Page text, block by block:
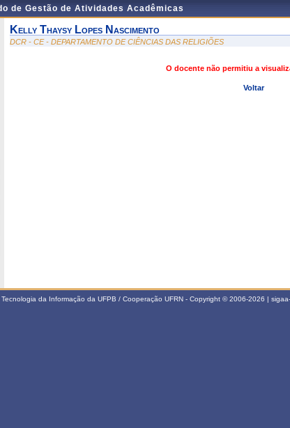
de Gestão de Atividades Acadêmicas
Kelly Thaysy Lopes Nascimento
DCR - CE - DEPARTAMENTO DE CIÊNCIAS DAS RELIGIÕES
O docente não permitiu a
Voltar
da Informação da UFPB / Cooperação UFRN - Copyright © 2006-2026 |